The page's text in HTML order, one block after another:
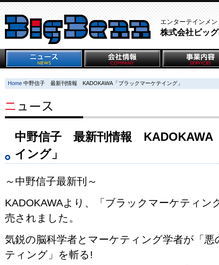
エンターテインメ
株式会社ビッ
Home 中野信子 最新刊情報 KADOKAWA「ブラックマーケテイング」
中野信子 最新刊情報 KADOKAWA
イング」
～中野信子最新刊～
KADOKAWAより、「ブラックマーケティン
売されました。
気鋭の脳科学者とマーケティング学者が「悪
ティング」を斬る!